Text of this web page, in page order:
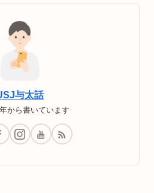
与太話
から書いています